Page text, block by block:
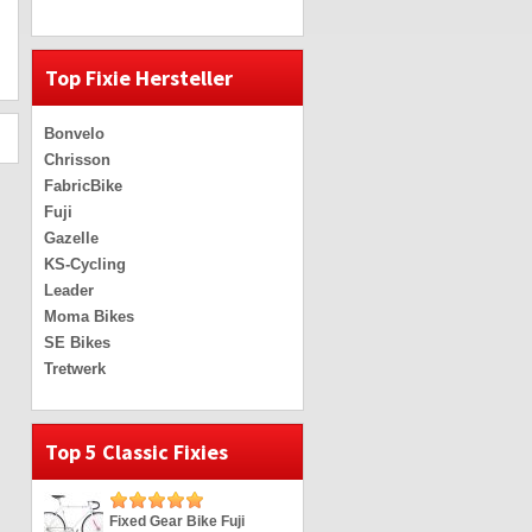
Top Fixie Hersteller
Bonvelo
Chrisson
FabricBike
Fuji
Gazelle
KS-Cycling
Leader
Moma Bikes
SE Bikes
Tretwerk
Top 5 Classic Fixies
Fixed Gear Bike Fuji